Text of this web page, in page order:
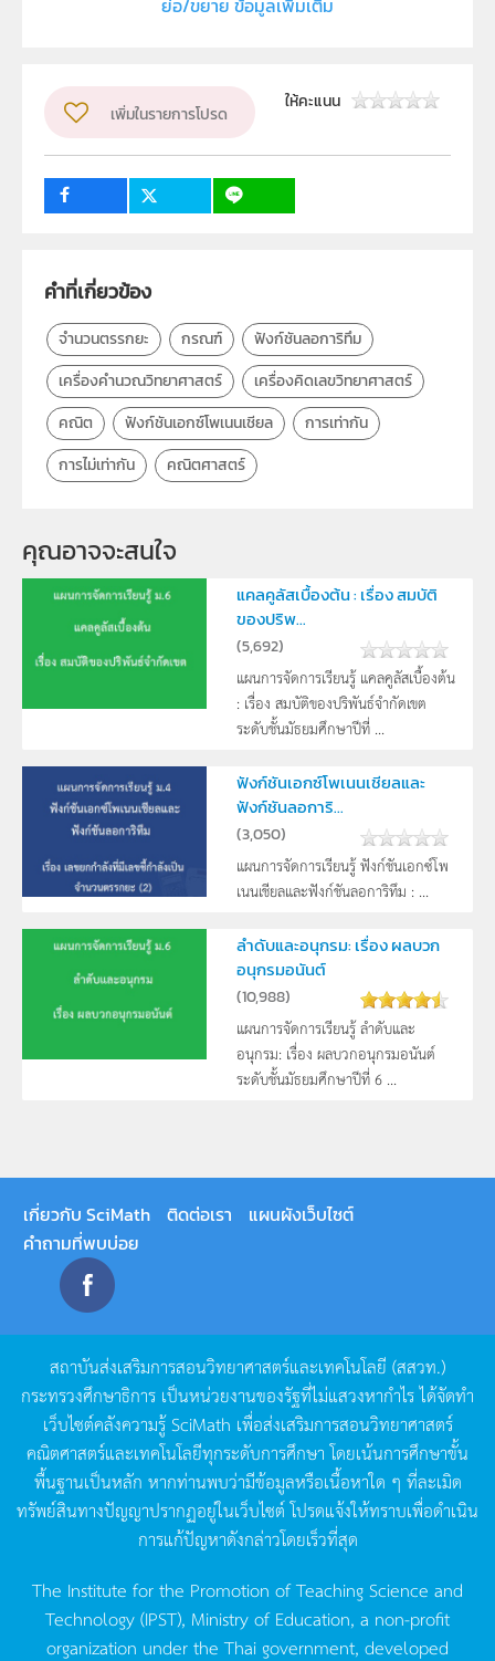
Text
ผู้แต่ง หรือ เจ้าของผลงาน
วิชา
กลุ่มเป้าหมาย
ย่อ/ขยาย ข้อมูลเพิ่มเติม
เพิ่มในรายการโปรด
ให้คะแนน
คำที่เกี่ยวข้อง
จำนวนตรรกยะ กรณฑ์
ฟังก์ชันลอการิทึม
เครื่องคำนวณวิทยาศาสตร์
เครื่องคิดเลขวิทยาศาสตร์
คณิต
ฟังก์ชันเอกซ์โพเนนเชียล
การเท่ากัน
การไม่เท่ากัน
คณิตศาสตร์
คุณอาจจะสนใจ
แคลคูลัสเบื้องต้น : เรื่อง สมบัติ
ของปริพ...
(5,692)
แผนการจัดการเรียนรู้ แคลคูลัสเบื้องต้น
: เรื่อง สมบัติของปริพันธ์จำกัดเขต
ระดับชั้นมัธยมศึกษาปีที่ ...
ฟังก์ชันเอกซ์โพเนนเชียลและ
ฟังก์ชันลอการิ...
(3,050)
แผนการจัดการเรียนรู้ ฟังก์ชันเอกซ์โพ
เนนเชียลและฟังก์ชันลอการิทึม : ...
ลำดับและอนุกรม: เรื่อง ผลบวก
อนุกรมอนันต์
(10,988)
แผนการจัดการเรียนรู้ ลำดับและ
อนุกรม: เรื่อง ผลบวกอนุกรมอนันต์
ระดับชั้นมัธยมศึกษาปีที่ 6 ...
เกี่ยวกับ SciMath ติดต่อเรา
แผนผังเว็บไซต์
คำถามที่พบบ่อย
สถาบันส่งเสริมการสอนวิทยาศาสตร์และเทคโนโลยี (สสวท.)
กระทรวงศึกษาธิการ เป็นหน่วยงานของรัฐที่ไม่แสวงหากำไรได้จัดทำ
เว็บไซต์คลังความรู้SciMath เพื่อส่งเสริมการสอนวิทยาศาสตร์
คณิตศาสตร์และเทคโนโลยีทุกระดับการศึกษา โดยเน้นการศึกษาขั้น
พื้นฐานเป็นหลัก หากท่านพบว่ามีข้อมูลหรือเนื้อหาใด ๆ ที่ละเมิด
ทรัพย์สินทางปัญญาปรากฏอยู่ในเว็บไซต์โปรดแจ้งให้ทราบเพื่อดำเนิน
การแก้ปัญหาดังกล่าวโดยเร็วที่สุด
The Institute for the Promotion of Teaching Science and
Technology (IPST), Ministry of Education, a non-profit
organization under the Thai government, developed